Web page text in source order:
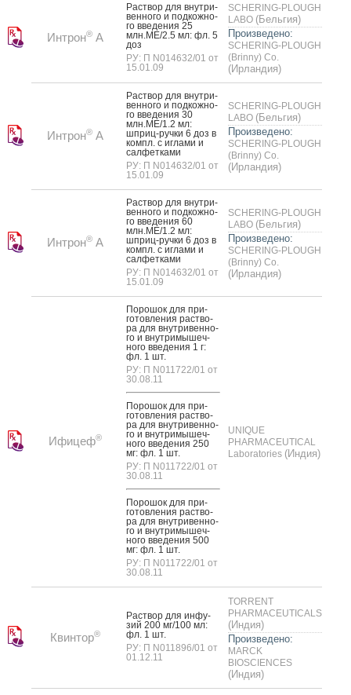
Интрон®А
Рас­твор для внут­ри­
вен­но­го и под­кожно­
го вве­дения 25
млн.МЕ/2.5 мл: фл. 5
доз
РУ: П N014632/01 от
15.01.09
SCHERING-PLOUGH
LABO (Бельгия)
Произведено:
SCHERING-PLOUGH
(Brinny) Co.
(Ирландия)
Интрон®А
Рас­твор для внут­ри­
вен­но­го и под­кожно­
го вве­дения 30
млн.МЕ/1.2 мл:
шприц-руч­ки 6 доз в
компл. с иг­ла­ми и
сал­фетка­ми
РУ: П N014632/01 от
15.01.09
SCHERING-PLOUGH
LABO (Бельгия)
Произведено:
SCHERING-PLOUGH
(Brinny) Co.
(Ирландия)
Интрон®А
Рас­твор для внут­ри­
вен­но­го и под­кожно­
го вве­дения 60
млн.МЕ/1.2 мл:
шприц-руч­ки 6 доз в
компл. с иг­ла­ми и
сал­фетка­ми
РУ: П N014632/01 от
15.01.09
SCHERING-PLOUGH
LABO (Бельгия)
Произведено:
SCHERING-PLOUGH
(Brinny) Co.
(Ирландия)
Ифицеф®
По­рошок для при­
готов­ле­ния рас­тво­
ра для внут­ри­вен­но­
го и внут­ри­мышеч­
но­го вве­дения 1 г:
фл. 1 шт.
РУ: П N011722/01 от
30.08.11
По­рошок для при­
готов­ле­ния рас­тво­
ра для внут­ри­вен­но­
го и внут­ри­мышеч­
но­го вве­дения 250
мг: фл. 1 шт.
РУ: П N011722/01 от
30.08.11
По­рошок для при­
готов­ле­ния рас­тво­
ра для внут­ри­вен­но­
го и внут­ри­мышеч­
но­го вве­дения 500
мг: фл. 1 шт.
РУ: П N011722/01 от
30.08.11
UNIQUE
PHARMACEUTICAL
Laboratories (Индия)
Квинтор®
Рас­твор для ин­фу­
зий 200 мг/100 мл:
фл. 1 шт.
РУ: П N011896/01 от
01.12.11
TORRENT
PHARMACEUTICALS
(Индия)
Произведено:
MARCK
BIOSCIENCES
(Индия)